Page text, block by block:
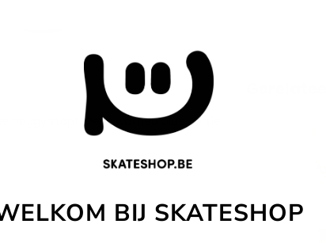
baggy stopt. Deze washed blue versie
BIJ SKATESHOP